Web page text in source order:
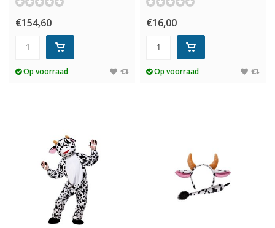
€154,60
Op voorraad
€16,00
Op voorraad